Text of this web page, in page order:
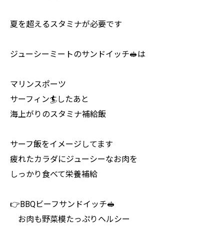
夏を超えるスタミナが必要です
ジューシーミートのサンドイッチ🥪は
マリンスポーツ
サーフィン🏄したあと
海上がりのスタミナ補給飯
サーフ飯をイメージしてます
疲れたカラダにジューシーなお肉を
しっかり食べて栄養補給
👉BBQビーフサンドイッチ🥪
お肉も野菜模たっぷりヘルシー